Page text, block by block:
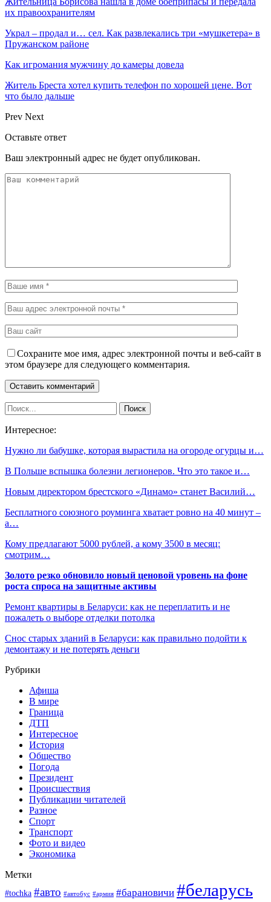
их правоохранителям
Украл – продал и… сел. Как развлекались три «мушкетера» в
Пружанском районе
Как игромания мужчину до камеры довела
Житель Бреста хотел купить телефон по хорошей цене. Вот
что было дальше
Prev Next
Оставьте ответ
Ваш электронный адрес не будет опубликован.
Сохраните мое имя, адрес электронной почты и веб-сайт в
этом браузере для следующего комментария.
Интересное:
Нужно ли бабушке, которая вырастила на огороде огурцы и…
В Польше вспышка болезни легионеров. Что это такое и…
Новым директором брестского «Динамо» станет Василий…
Бесплатного союзного роуминга хватает ровно на 40 минут –
а…
Кому предлагают 5000 рублей, а кому 3500 в месяц:
смотрим…
Золото резко обновило новый ценовой уровень на фоне
роста спроса на защитные активы
Ремонт квартиры в Беларуси: как не переплатить и не
пожалеть о выборе отделки потолка
Снос старых зданий в Беларуси: как правильно подойти к
демонтажу и не потерять деньги
Рубрики
Афиша
В мире
Граница
ДТП
Интересное
История
Общество
Погода
Президент
Происшествия
Публикации читателей
Разное
Спорт
Транспорт
Фото и видео
Экономика
Метки
#tochka #авто #автобус #армия #барановичи #беларусь